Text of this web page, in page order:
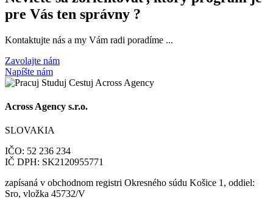
pre Vás ten správny ?
Kontaktujte nás a my Vám radi poradíme ...
Zavolajte nám
Napíšte nám
Across Agency s.r.o.
SLOVAKIA
IČO: 52 236 234
IČ DPH: SK2120955771
zapísaná v obchodnom registri Okresného súdu Košice 1, oddiel:
Sro, vložka 45732/V